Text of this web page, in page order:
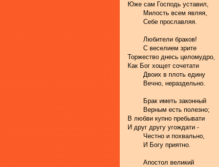
Юже сам Господь уставил,
	Милость всем являя,
	Себе прославляя.
	Любители браков!
	С веселием зрите
Торжество днесь целомудро,
Как Бог хощет сочетати
	Двоих в плоть едину
	Вечно, нераздельно.
	Брак иметь законный
	Верным есть полезно;
В любви купно пребывати
И друг другу угождати -
	Честно и похвально,
	И Богу приятно.
	Апостол великий